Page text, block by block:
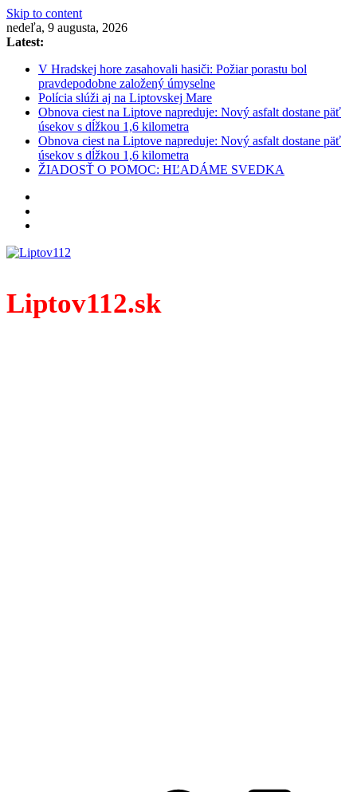
Skip to content
nedeľa, 9 augusta, 2026
Latest:
V Hradskej hore zasahovali hasiči: Požiar porastu bol
pravdepodobne založený úmyselne
Polícia slúži aj na Liptovskej Mare
Obnova ciest na Liptove napreduje: Nový asfalt dostane päť
úsekov s dĺžkou 1,6 kilometra
Obnova ciest na Liptove napreduje: Nový asfalt dostane päť
úsekov s dĺžkou 1,6 kilometra
ŽIADOSŤ O POMOC: HĽADÁME SVEDKA
Liptov112.sk